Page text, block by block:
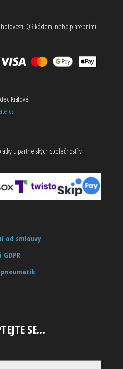
QR kódem, nebo platebními
Králové
u partnerských společností v
od smlouvy
SE…